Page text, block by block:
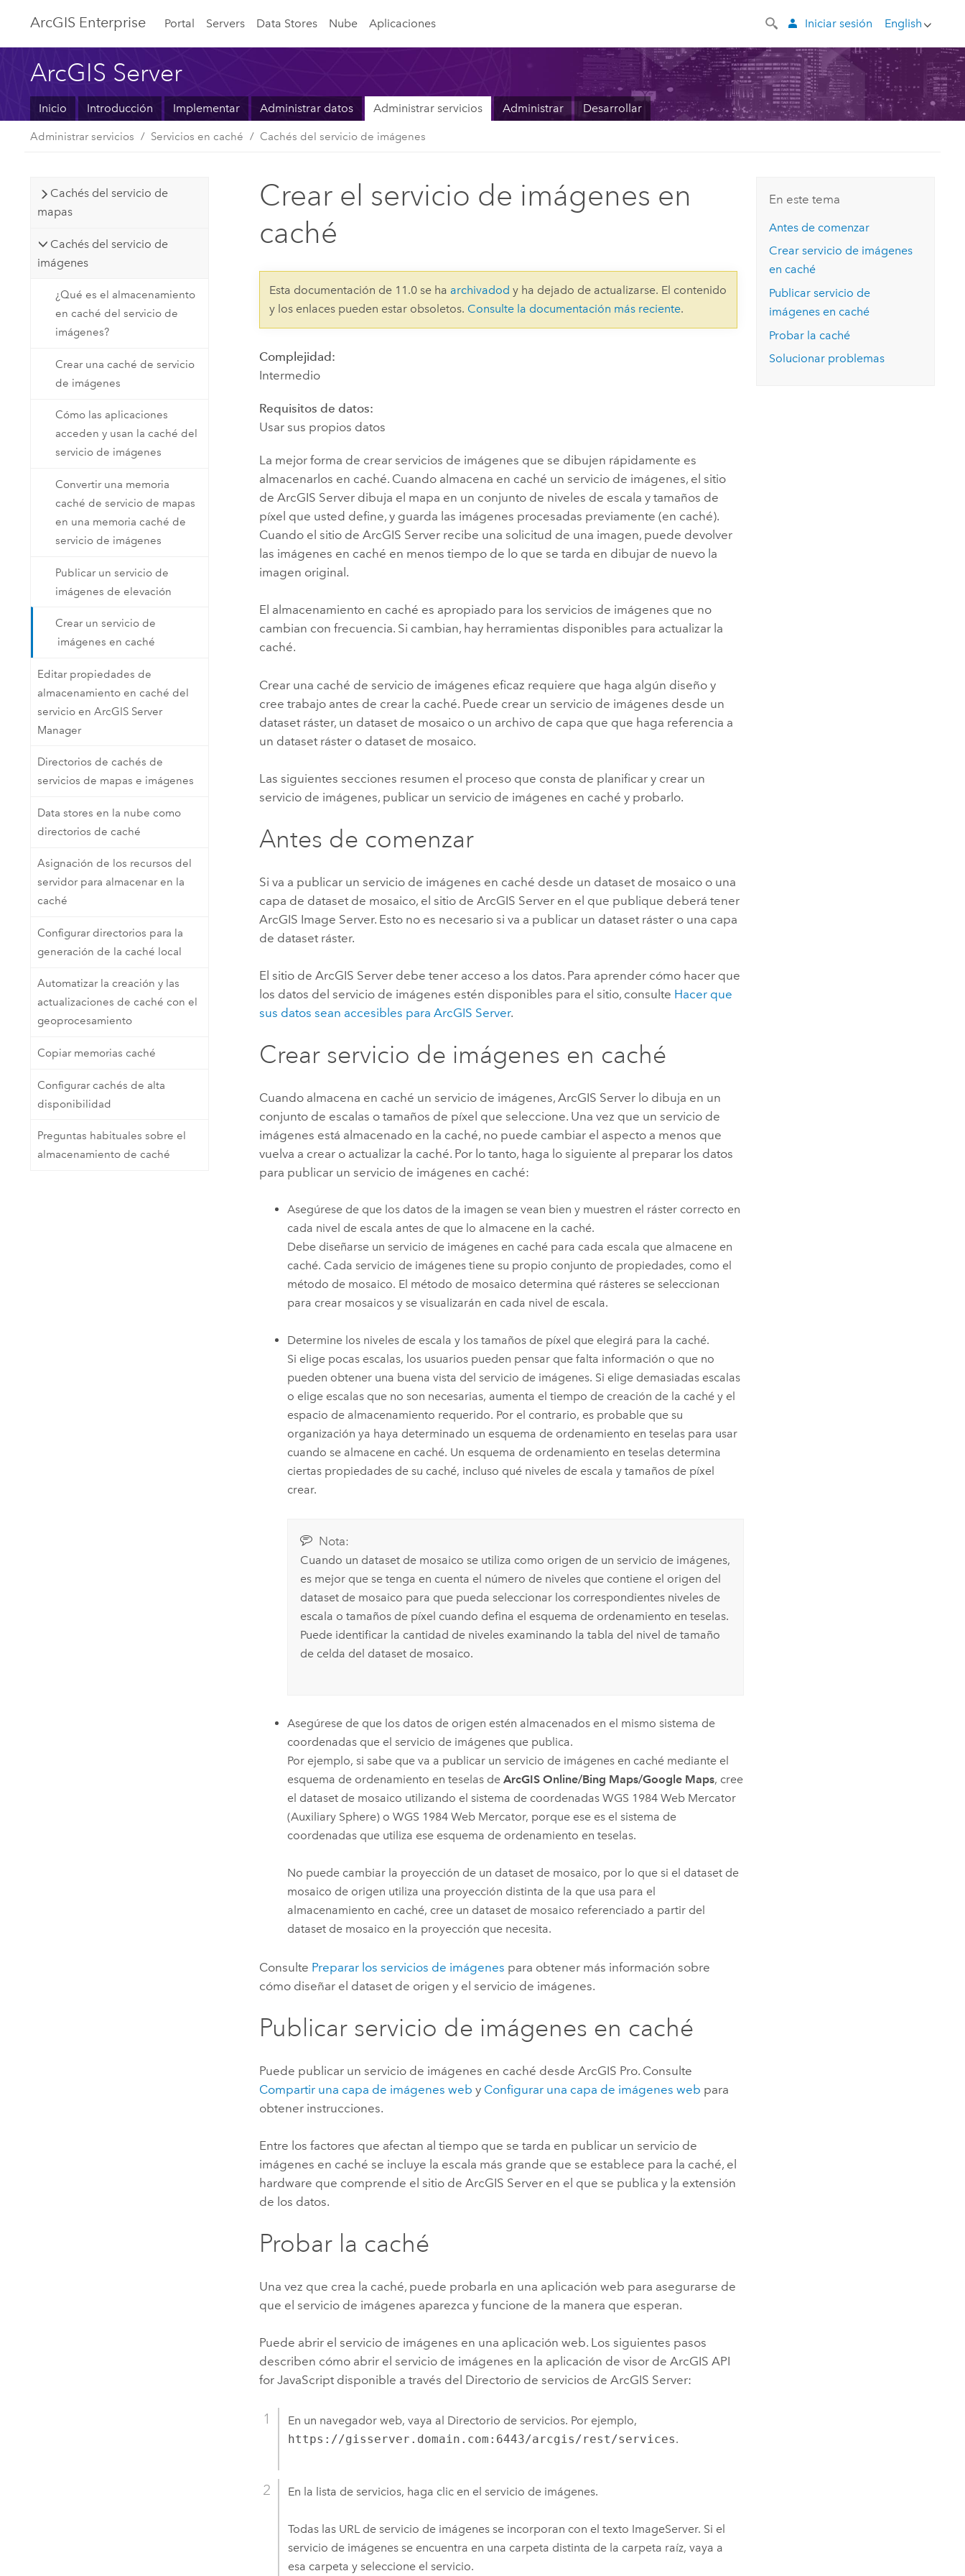
ArcGIS Enterprise Portal Servers Data Stores Nube Aplicaciones English
Iniciar sesión
ArcGIS Server
Inicio Introducción Implementar Administrar datos Administrar servicios Administrar Desarrollar
Administrar servicios Servicios en caché Cachés del servicio de imágenes
Cachés del servicio de
mapas
Cachés del servicio de
imágenes
¿Qué es el almacenamiento
en caché del servicio de
imágenes?
Crear una caché de servicio
de imágenes
Cómo las aplicaciones
acceden y usan la caché del
servicio de imágenes
Convertir una memoria
caché de servicio de mapas
en una memoria caché de
servicio de imágenes
Publicar un servicio de
imágenes de elevación
Crear un servicio de
imágenes en caché
Editar propiedades de
almacenamiento en caché del
servicio en ArcGIS Server
Manager
Directorios de cachés de
servicios de mapas e imágenes
Data stores en la nube como
directorios de caché
Asignación de los recursos del
servidor para almacenar en la
caché
Configurar directorios para la
generación de la caché local
Automatizar la creación y las
actualizaciones de caché con el
geoprocesamiento
Copiar memorias caché
Configurar cachés de alta
disponibilidad
Preguntas habituales sobre el
almacenamiento de caché
Crear el servicio de imágenes en
caché
Esta documentación de 11.0 se ha archivadod y ha dejado de actualizarse. El contenido
y los enlaces pueden estar obsoletos. Consulte la documentación más reciente.
Complejidad:
Intermedio
Requisitos de datos:
Usar sus propios datos
La mejor forma de crear servicios de imágenes que se dibujen rápidamente es
almacenarlos en caché. Cuando almacena en caché un servicio de imágenes, el sitio
deArcGIS Server dibuja el mapa en un conjunto de niveles de escala y tamaños de
píxel que usted define, y guarda las imágenes procesadas previamente (en caché).
Cuando el sitio deArcGIS Server recibe una solicitud de una imagen, puede devolver
las imágenes en caché en menos tiempo de lo que se tarda en dibujar de nuevo la
imagen original.
El almacenamiento en caché es apropiado para los servicios de imágenes que no
cambian con frecuencia. Si cambian, hay herramientas disponibles para actualizar la
caché.
Crear una caché de servicio de imágenes eficaz requiere que haga algún diseño y
cree trabajo antes de crear la caché. Puede crear un servicio de imágenes desde un
dataset ráster, un dataset de mosaico o un archivo de capa que que haga referencia a
un dataset ráster o dataset de mosaico.
Las siguientes secciones resumen el proceso que consta de planificar y crear un
servicio de imágenes, publicar un servicio de imágenes en caché y probarlo.
Antes de comenzar
Si va a publicar un servicio de imágenes en caché desde un dataset de mosaico o una
capa de dataset de mosaico, el sitio deArcGIS Server en el que publique deberá tener
ArcGIS Image Server. Esto no es necesario si va a publicar un dataset ráster o una capa
de dataset ráster.
El sitio deArcGIS Server debe tener acceso a los datos. Para aprender cómo hacer que
los datos del servicio de imágenes estén disponibles para el sitio, consulte Hacer que
sus datos sean accesibles paraArcGIS Server.
Crear servicio de imágenes en caché
Cuando almacena en caché un servicio de imágenes,ArcGIS Server lo dibuja en un
conjunto de escalas o tamaños de píxel que seleccione. Una vez que un servicio de
imágenes está almacenado en la caché, no puede cambiar el aspecto a menos que
vuelva a crear o actualizar la caché. Por lo tanto, haga lo siguiente al preparar los datos
para publicar un servicio de imágenes en caché:
Asegúrese de que los datos de la imagen se vean bien y muestren el ráster correcto en
cada nivel de escala antes de que lo almacene en la caché.
Debe diseñarse un servicio de imágenes en caché para cada escala que almacene en
caché. Cada servicio de imágenes tiene su propio conjunto de propiedades, como el
método de mosaico. El método de mosaico determina qué rásteres se seleccionan
para crear mosaicos y se visualizarán en cada nivel de escala.
Determine los niveles de escala y los tamaños de píxel que elegirá para la caché.
Si elige pocas escalas, los usuarios pueden pensar que falta información o que no
pueden obtener una buena vista del servicio de imágenes. Si elige demasiadas escalas
o elige escalas que no son necesarias, aumenta el tiempo de creación de la caché y el
espacio de almacenamiento requerido. Por el contrario, es probable que su
organización ya haya determinado un esquema de ordenamiento en teselas para usar
cuando se almacene en caché. Un esquema de ordenamiento en teselas determina
ciertas propiedades de su caché, incluso qué niveles de escala y tamaños de píxel
crear.
Nota:
Cuando un dataset de mosaico se utiliza como origen de un servicio de imágenes,
es mejor que se tenga en cuenta el número de niveles que contiene el origen del
dataset de mosaico para que pueda seleccionar los correspondientes niveles de
escala o tamaños de píxel cuando defina el esquema de ordenamiento en teselas.
Puede identificar la cantidad de niveles examinando la tabla del nivel de tamaño
de celda del dataset de mosaico.
Asegúrese de que los datos de origen estén almacenados en el mismo sistema de
coordenadas que el servicio de imágenes que publica.
Por ejemplo, si sabe que va a publicar un servicio de imágenes en caché mediante el
esquema de ordenamiento en teselas de ArcGIS Online/Bing Maps/Google Maps, cree
el dataset de mosaico utilizando el sistema de coordenadas WGS 1984 Web Mercator
(Auxiliary Sphere) o WGS 1984 Web Mercator, porque ese es el sistema de
coordenadas que utiliza ese esquema de ordenamiento en teselas.
No puede cambiar la proyección de un dataset de mosaico, por lo que si el dataset de
mosaico de origen utiliza una proyección distinta de la que usa para el
almacenamiento en caché, cree un dataset de mosaico referenciado a partir del
dataset de mosaico en la proyección que necesita.
Consulte Preparar los servicios de imágenes para obtener más información sobre
cómo diseñar el dataset de origen y el servicio de imágenes.
Publicar servicio de imágenes en caché
Puede publicar un servicio de imágenes en caché desdeArcGIS Pro. Consulte
Compartir una capa de imágenes web y Configurar una capa de imágenes web para
obtener instrucciones.
Entre los factores que afectan al tiempo que se tarda en publicar un servicio de
imágenes en caché se incluye la escala más grande que se establece para la caché, el
hardware que comprende el sitio deArcGIS Server en el que se publica y la extensión
de los datos.
Probar la caché
Una vez que crea la caché, puede probarla en una aplicación web para asegurarse de
que el servicio de imágenes aparezca y funcione de la manera que esperan.
Puede abrir el servicio de imágenes en una aplicación web. Los siguientes pasos
describen cómo abrir el servicio de imágenes en la aplicación de visor deArcGIS API
for JavaScript disponible a través del Directorio de servicios deArcGIS Server:
En un navegador web, vaya al Directorio de servicios. Por ejemplo,
https://gisserver.domain.com:6443/arcgis/rest/services.
En la lista de servicios, haga clic en el servicio de imágenes.
Todas las URL de servicio de imágenes se incorporan con el texto ImageServer. Si el
servicio de imágenes se encuentra en una carpeta distinta de la carpeta raíz, vaya a
esa carpeta y seleccione el servicio.
En este tema
Antes de comenzar
Crear servicio de imágenes
en caché
Publicar servicio de
imágenes en caché
Probar la caché
Solucionar problemas